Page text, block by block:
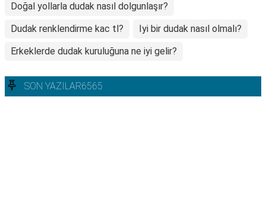
Doğal yollarla dudak nasıl dolgunlaşır?
Dudak renklendirme kac tl?
Iyi bir dudak nasıl olmalı?
Erkeklerde dudak kuruluğuna ne iyi gelir?
SON YAZILAR6565